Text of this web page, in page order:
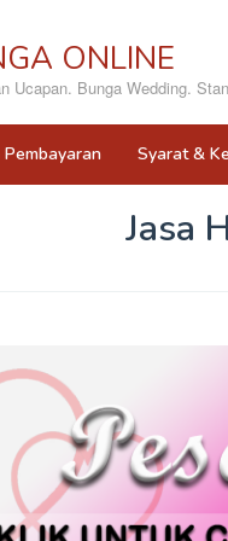
ONLINE
Ucapan. Bunga Wedding.
Pembayaran Syarat &
Jasa